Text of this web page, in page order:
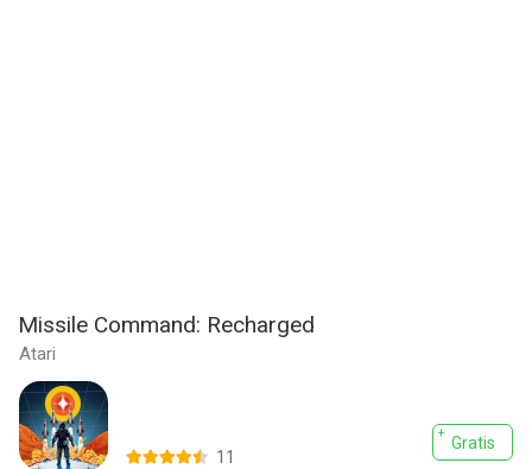
Missile Command: Recharged
Atari
Gratis
11